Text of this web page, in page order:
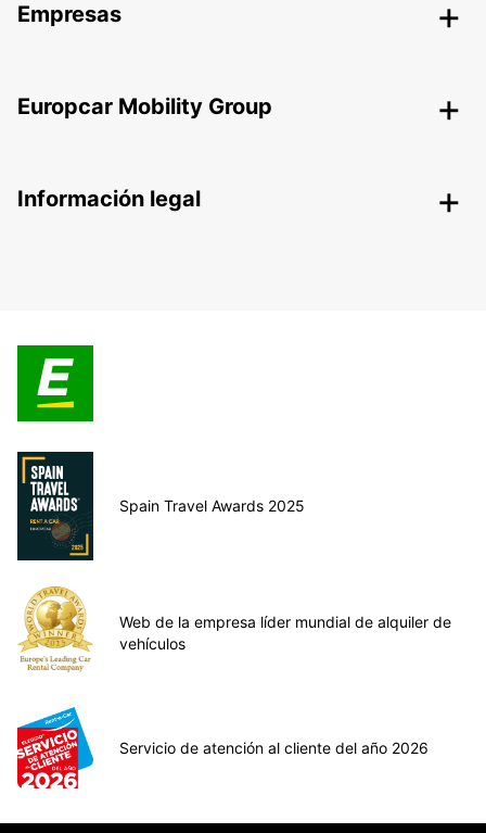
Empresas
Europcar Mobility Group
Información legal
Spain Travel Awards 2025
Web de la empresa líder mundial de alquiler de
vehículos
Servicio de atención al cliente del año 2026